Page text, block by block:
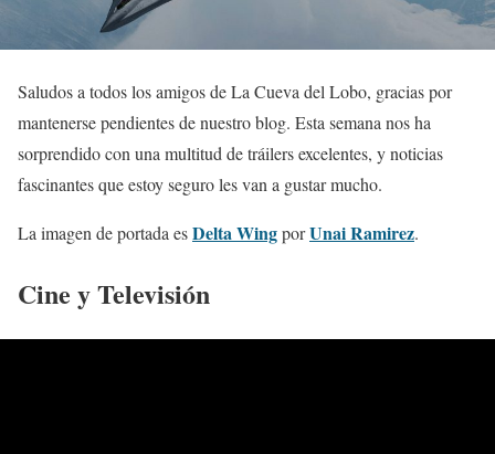
Saludos a todos los amigos de La Cueva del Lobo, gracias por
mantenerse pendientes de nuestro blog. Esta semana nos ha
sorprendido con una multitud de tráilers excelentes, y noticias
fascinantes que estoy seguro les van a gustar mucho.
La imagen de portada esDelta WingporUnai Ramirez.
Cine y Televisión